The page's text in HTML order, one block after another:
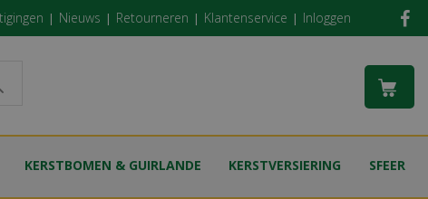
Nieuws Retourneren Klantenservice Inloggen
KERSTBOMEN & GUIRLANDE KERSTVERSIERING SFEER